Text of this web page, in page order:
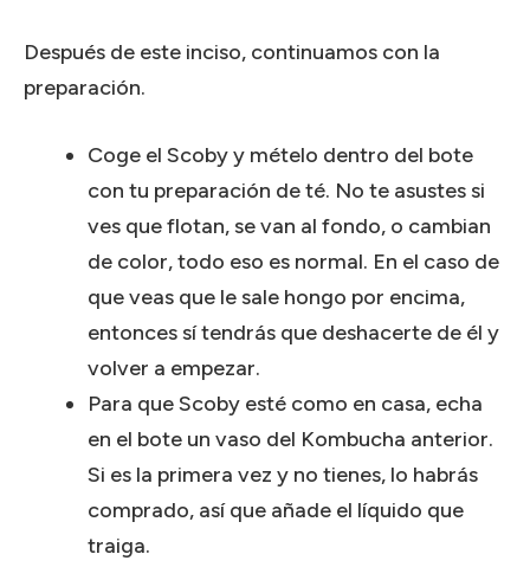
Después de este inciso, continuamos con la
preparación.
Coge el Scoby y mételo dentro del bote
con tu preparación de té. No te asustes si
ves que flotan, se van al fondo, o cambian
de color, todo eso es normal. En el caso de
que veas que le sale hongo por encima,
entonces sí tendrás que deshacerte de él y
volver a empezar.
Para que Scoby esté como en casa, echa
en el bote un vaso del Kombucha anterior.
Si es la primera vez y no tienes, lo habrás
comprado, así que añade el líquido que
traiga.